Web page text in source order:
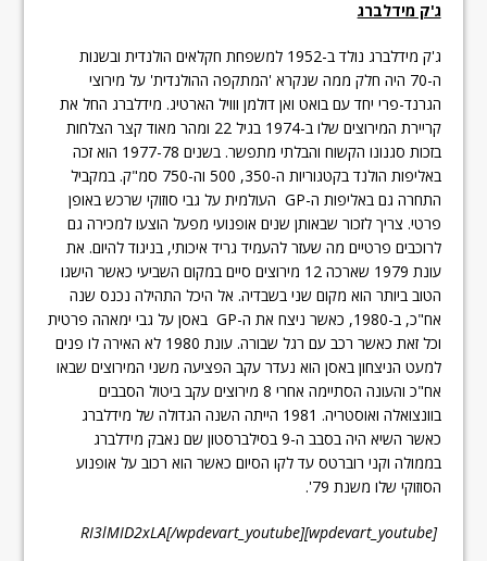
ג'ק מידלברג
ג'ק מידלברג נולד ב-1952 למשפחת חקלאים הולנדית ובשנות
ה-70 היה חלק ממה שנקרא 'המתקפה ההולנדית' על מירוצי
הגרנד-פרי יחד עם בואט ואן דולמן ווויל הארטיג. מידלברג החל את
קריירת המירוצים שלו ב-1974 בגיל 22 ומהר מאוד קצר הצלחות
בזכות סגנונו הקשוח והבלתי מתפשר. בשנים 1977-78 הוא זכה
באליפות הולנד בקטגוריות ה-350, 500 וה-750 סמ"ק. במקביל
התחרה גם באליפות ה-GP העולמית על גבי סוזוקי שרכש באופן
פרטי. צריך לזכור שבאותן שנים אופנועי מפעל הוצעו למכירה גם
לרוכבים פרטיים מה שעזר להעמיד גריד איכותי, בניגוד להיום. את
עונת 1979 שארכה 12 מירוצים סיים במקום השביעי כאשר הישגו
הטוב ביותר הוא מקום שני בשבדיה. אל היכל התהילה נכנס שנה
אח"כ, ב-1980, כאשר ניצח את ה-GP באסן על גבי ימאהה פרטית
וכל זאת כאשר רכב עם רגל שבורה. עונת 1980 לא האירה לו פנים
למעט הניצחון באסן הוא נעדר עקב הפציעה משני המירוצים שבאו
אח"כ והעונה הסתיימה אחרי 8 מירוצים עקב ביטול הסבבים
בוונצואלה ואוסטריה. 1981 הייתה השנה הגדולה של מידלברג
כאשר השיא היה בסבב ה-9 בסילברסטון שם נאבק מידלברג
בממולה וקני רוברטס עד לקו הסיום כאשר הוא רכוב על אופנוע
הסוזוקי שלו משנת 79'.
[wpdevart_youtube]RI3lMID2xLA[/wpdevart_youtube]